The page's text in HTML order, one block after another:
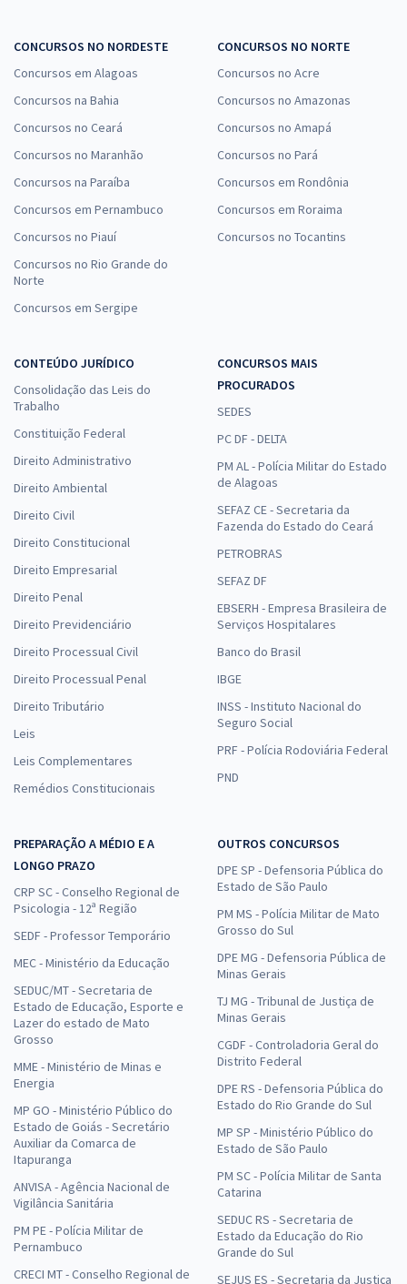
CONCURSOS NO NORDESTE
Concursos em Alagoas
Concursos na Bahia
Concursos no Ceará
Concursos no Maranhão
Concursos na Paraíba
Concursos em Pernambuco
Concursos no Piauí
Concursos no Rio Grande do
Norte
Concursos em Sergipe
CONCURSOS NO NORTE
Concursos no Acre
Concursos no Amazonas
Concursos no Amapá
Concursos no Pará
Concursos em Rondônia
Concursos em Roraima
Concursos no Tocantins
CONTEÚDO JURÍDICO
Consolidação das Leis do
Trabalho
Constituição Federal
Direito Administrativo
Direito Ambiental
Direito Civil
Direito Constitucional
Direito Empresarial
Direito Penal
Direito Previdenciário
Direito Processual Civil
Direito Processual Penal
Direito Tributário
Leis
Leis Complementares
Remédios Constitucionais
CONCURSOS MAIS
PROCURADOS
SEDES
PC DF - DELTA
PM AL - Polícia Militar do Estado
de Alagoas
SEFAZ CE - Secretaria da
Fazenda do Estado do Ceará
PETROBRAS
SEFAZ DF
EBSERH - Empresa Brasileira de
Serviços Hospitalares
Banco do Brasil
IBGE
INSS - Instituto Nacional do
Seguro Social
PRF - Polícia Rodoviária Federal
PND
PREPARAÇÃO A MÉDIO E A
LONGO PRAZO
CRP SC - Conselho Regional de
Psicologia - 12ª Região
SEDF - Professor Temporário
MEC - Ministério da Educação
SEDUC/MT - Secretaria de
Estado de Educação, Esporte e
Lazer do estado de Mato
Grosso
MME - Ministério de Minas e
Energia
MP GO - Ministério Público do
Estado de Goiás - Secretário
Auxiliar da Comarca de
Itapuranga
ANVISA - Agência Nacional de
Vigilância Sanitária
PM PE - Polícia Militar de
Pernambuco
CRECI MT - Conselho Regional de
OUTROS CONCURSOS
DPE SP - Defensoria Pública do
Estado de São Paulo
PM MS - Polícia Militar de Mato
Grosso do Sul
DPE MG - Defensoria Pública de
Minas Gerais
TJ MG - Tribunal de Justiça de
Minas Gerais
CGDF - Controladoria Geral do
Distrito Federal
DPE RS - Defensoria Pública do
Estado do Rio Grande do Sul
MP SP - Ministério Público do
Estado de São Paulo
PM SC - Polícia Militar de Santa
Catarina
SEDUC RS - Secretaria de
Estado da Educação do Rio
Grande do Sul
SEJUS ES - Secretaria da Justiça